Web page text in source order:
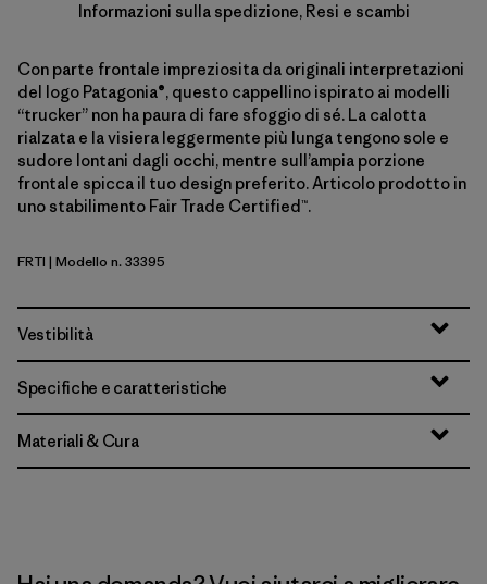
Informazioni sulla spedizione, Resi e scambi
Con parte frontale impreziosita da originali interpretazioni
del logo Patagonia®, questo cappellino ispirato ai modelli
“trucker” non ha paura di fare sfoggio di sé. La calotta
rialzata e la visiera leggermente più lunga tengono sole e
sudore lontani dagli occhi, mentre sull’ampia porzione
frontale spicca il tuo design preferito. Articolo prodotto in
uno stabilimento Fair Trade Certified™.
Fitz Roy Strata: Thin Ice
FRTI | Modello n. 33395
Vestibilità
Specifiche e caratteristiche
Materiali & Cura